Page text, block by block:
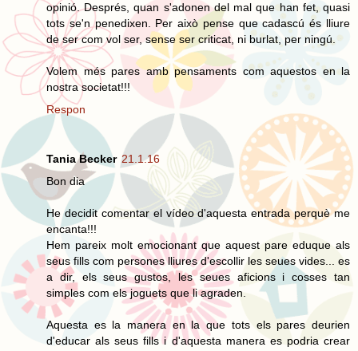
opinió. Després, quan s'adonen del mal que han fet, quasi
tots se'n penedixen. Per això pense que cadascú és lliure
de ser com vol ser, sense ser criticat, ni burlat, per ningú.
Volem més pares amb pensaments com aquestos en la
nostra societat!!!
Respon
Tania Becker 21.1.16
Bon dia
He decidit comentar el vídeo d'aquesta entrada perquè me
encanta!!!
Hem pareix molt emocionant que aquest pare eduque als
seus fills com persones lliures d'escollir les seues vides... es
a dir, els seus gustos, les seues aficions i cosses tan
simples com els joguets que li agraden.
Aquesta es la manera en la que tots els pares deurien
d'educar als seus fills i d'aquesta manera es podria crear